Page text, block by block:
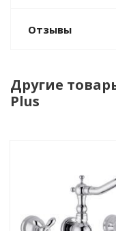
Отзывы
Другие
Plus